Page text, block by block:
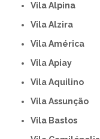
Vila Alpina
Vila Alzira
Vila América
Vila Apiay
Vila Aquilino
Vila Assunção
Vila Bastos